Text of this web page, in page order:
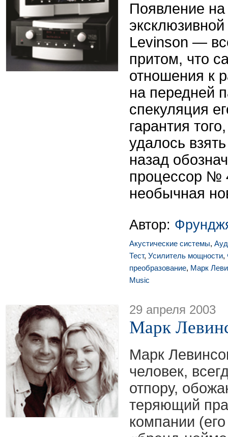
Появление
Levinson —
притом, что
отношения к
на передней
спекуляция
гарантия
удалось
назад
процессор №
необычная
Автор:
Акустические системы,
Тест, Усилитель мощности,
преобразование, Марк
Music
29 апреля 2003
Марк
Марк
человек,
отпору,
теряющий
компании